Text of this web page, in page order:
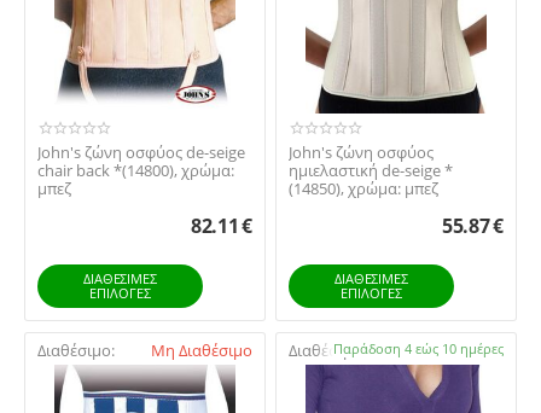
John's ζώνη οσφύος de-seige
chair back *(14800), χρώμα:
μπεζ
82.11€
ΔΙΑΘΕΣΙΜΕΣ
ΕΠΙΛΟΓΈΣ
John's ζώνη οσφύος
ημιελαστική de-seige *
(14850), χρώμα: μπεζ
55.87€
ΔΙΑΘΕΣΙΜΕΣ
ΕΠΙΛΟΓΈΣ
Διαθέσιμο: Μη Διαθέσιμο Διαθέσιμο:Παράδοση 4 εώς 10 ημέρες